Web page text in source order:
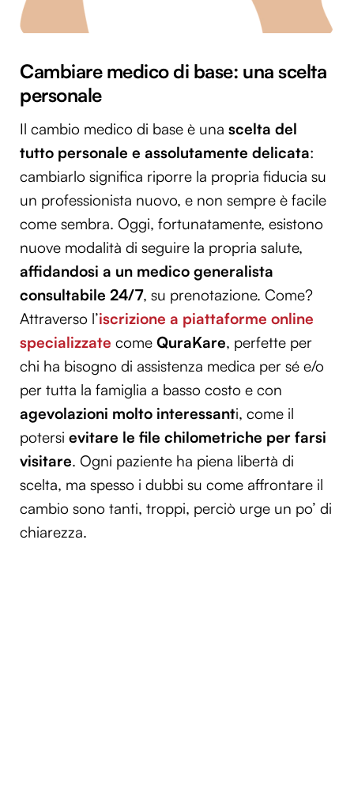
Cambiare medico di base: una scelta
personale
Il cambio medico di base è una scelta del
tutto personale e assolutamente delicata:
cambiarlo significa riporre la propria fiducia su
un professionista nuovo, e non sempre è facile
come sembra. Oggi, fortunatamente, esistono
nuove modalità di seguire la propria salute,
affidandosi a un medico generalista
consultabile 24/7, su prenotazione. Come?
Attraverso l’iscrizione a piattaforme online
specializzate come QuraKare, perfette per
chi ha bisogno di assistenza medica per sé e/o
per tutta la famiglia a basso costo e con
agevolazioni molto interessanti, come il
potersi evitare le file chilometriche per farsi
visitare. Ogni paziente ha piena libertà di
scelta, ma spesso i dubbi su come affrontare il
cambio sono tanti, troppi, perciò urge un po’ di
chiarezza.